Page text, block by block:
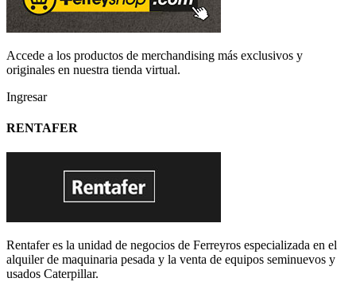
Accede a los productos de merchandising más exclusivos y
originales en nuestra tienda virtual.
Ingresar
RENTAFER
Rentafer es la unidad de negocios de Ferreyros especializada en el
alquiler de maquinaria pesada y la venta de equipos seminuevos y
usados Caterpillar.